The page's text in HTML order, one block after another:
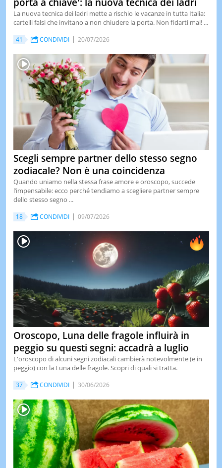
La nuova tecnica dei ladri mette a rischio le vacanze in tutta Italia:
cartelli falsi che invitano a non chiudere la porta. Non fidarti mai! ...
41 CONDIVIDI 20/07/2026
Scegli sempre partner dello stesso segno
zodiacale? Non è una coincidenza
Quando uniamo nella stessa frase amore e oroscopo, succede
l’impensabile: ecco perché tendiamo a scegliere partner sempre
dello stesso segno ...
18 CONDIVIDI 09/07/2026
Oroscopo, Luna delle fragole influirà in
peggio su questi segni: accadrà a luglio
L'oroscopo di alcuni segni zodiacali cambierà notevolmente (e in
peggio) con la Luna delle fragole. Scopri di quali si tratta.
37 CONDIVIDI 30/06/2026